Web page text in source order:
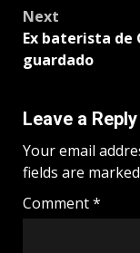
Next
Ex baterista de
guardado
Leave a Reply
Your email
fields are marked
Comment*